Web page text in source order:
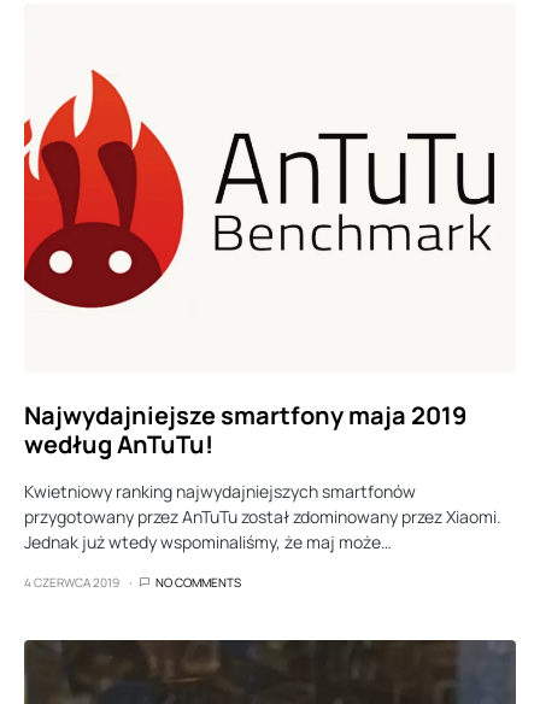
Najwydajniejsze smartfony maja 2019
według AnTuTu!
Kwietniowy ranking najwydajniejszych smartfonów
przygotowany przez AnTuTu został zdominowany przez Xiaomi.
Jednak już wtedy wspominaliśmy, że maj może…
4 CZERWCA 2019 NO COMMENTS